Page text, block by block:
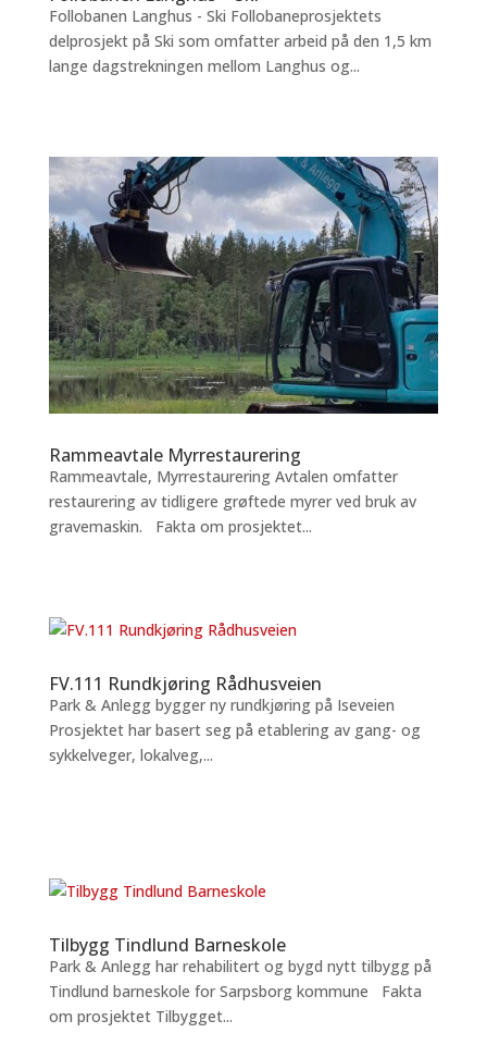
Follobanen Langhus - Ski Follobaneprosjektets
delprosjekt på Ski som omfatter arbeid på den 1,5 km
lange dagstrekningen mellom Langhus og...
Rammeavtale Myrrestaurering
Rammeavtale, Myrrestaurering Avtalen omfatter
restaurering av tidligere grøftede myrer ved bruk av
gravemaskin. Fakta om prosjektet...
FV.111 Rundkjøring Rådhusveien
Park & Anlegg bygger ny rundkjøring på Iseveien
Prosjektet har basert seg på etablering av gang- og
sykkelveger, lokalveg,...
Tilbygg Tindlund Barneskole
Park & Anlegg har rehabilitert og bygd nytt tilbygg på
Tindlund barneskole for Sarpsborg kommune Fakta
om prosjektet Tilbygget...